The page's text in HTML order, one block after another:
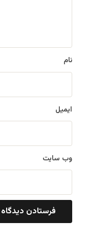
نام
ایمیل
وب‌ سایت